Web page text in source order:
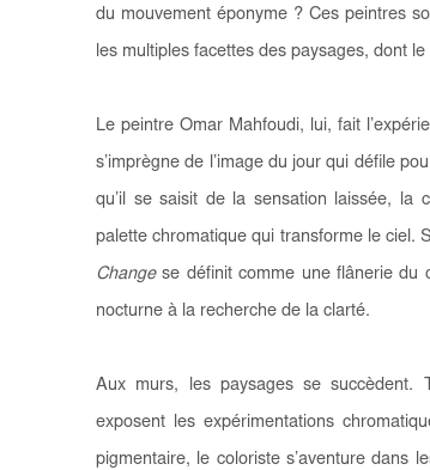
du mouvement éponyme ? Ces peintres
les multiples facettes des paysages, dont
Le peintre Omar Mahfoudi, lui, fait
s’imprègne de l’image du jour qui défile
qu’il se saisit de la sensation laissée, la
palette chromatique qui transforme le ciel.
Changese définit comme une flânerie du
nocturne à la recherche de la clarté.
Aux murs, les paysages se succèdent.
exposent les expérimentations
pigmentaire, le coloriste s’aventure dans